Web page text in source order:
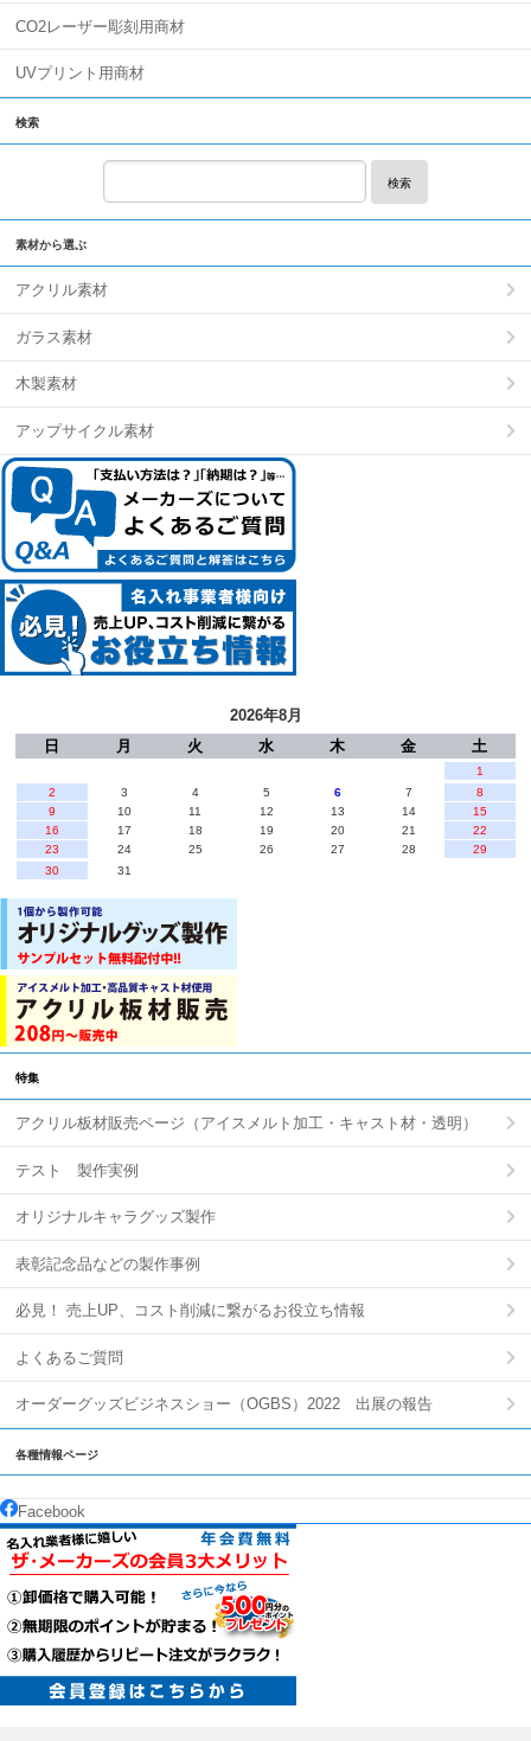
CO2レーザー彫刻用商材
UVプリント用商材
検索
検索
素材から選ぶ
アクリル素材
ガラス素材
木製素材
アップサイクル素材
2026年8月
日
月 火 水 木 金 土
1
2
3 4 5 6 7
8
9
10 11 12 13 14
15
16
17 18 19 20 21
22
23
24 25 26 27 28
29
30
31
特集
アクリル板材販売ページ（アイスメルト加工・キャスト材・透明）
テスト 製作実例
オリジナルキャラグッズ製作
表彰記念品などの製作事例
必見！ 売上UP、コスト削減に繋がるお役立ち情報
よくあるご質問
オーダーグッズビジネスショー（OGBS）2022 出展の報告
各種情報ページ
Facebook